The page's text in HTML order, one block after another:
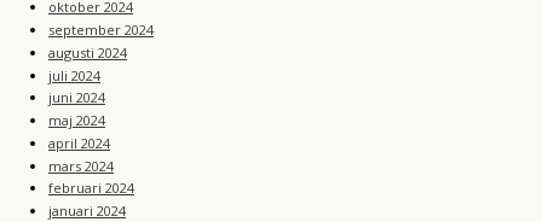
oktober 2024
september 2024
augusti 2024
juli 2024
juni 2024
maj 2024
april 2024
mars 2024
februari 2024
januari 2024